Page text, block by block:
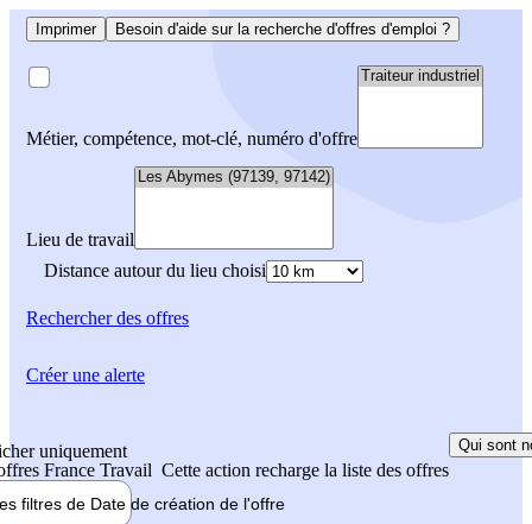
Imprimer Besoin d'aide sur la recherche d'offres d'emploi ?
Métier, compétence, mot-clé, numéro d'offre
Lieu de travail
Distance autour du lieu choisi
Rechercherdes offres
uniquement
France Travail Cette action recharge la liste des offres
Qui sont
filtres de Date de création de l'offre
Créer une alerte